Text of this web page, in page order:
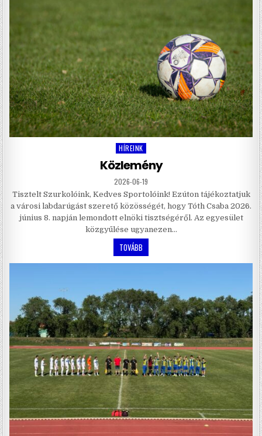
Posted
in
HÍREINK
Közlemény
2026-06-19
Tisztelt Szurkolóink, Kedves Sportolóink! Ezúton tájékoztatjuk
a városi labdarúgást szerető közösségét, hogy Tóth Csaba 2026.
június 8. napján lemondott elnöki tisztségéről. Az egyesület
közgyűlése ugyanezen…
TOVÁBB